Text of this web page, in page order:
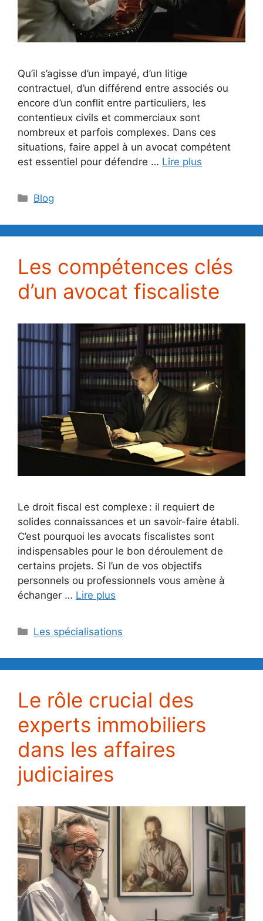
Qu’il s’agisse d’un impayé, d’un litige
contractuel, d’un différend entre associés ou
encore d’un conflit entre particuliers, les
contentieux civils et commerciaux sont
nombreux et parfois complexes. Dans ces
situations, faire appel à un avocat compétent
est essentiel pour défendre … Lire plus
Catégories
Blog
Les compétences clés
d’un avocat fiscaliste
Le droit fiscal est complexe : il requiert de
solides connaissances et un savoir-faire établi.
C’est pourquoi les avocats fiscalistes sont
indispensables pour le bon déroulement de
certains projets. Si l’un de vos objectifs
personnels ou professionnels vous amène à
échanger … Lire plus
Catégories
Les spécialisations
Le rôle crucial des
experts immobiliers
dans les affaires
judiciaires